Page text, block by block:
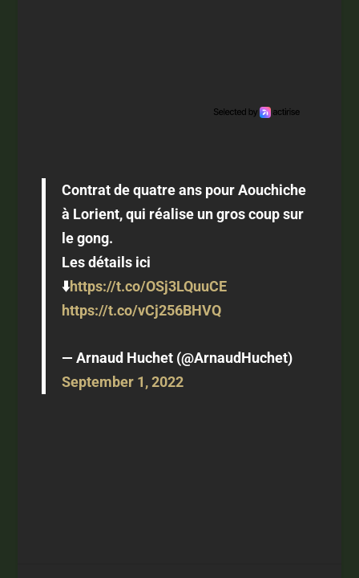
Contrat de quatre ans pour Aouchiche
à Lorient, qui réalise un gros coup sur
le gong.
Les détails ici
⬇️https://t.co/OSj3LQuuCE
https://t.co/vCj256BHVQ
— Arnaud Huchet (@ArnaudHuchet)
September 1, 2022